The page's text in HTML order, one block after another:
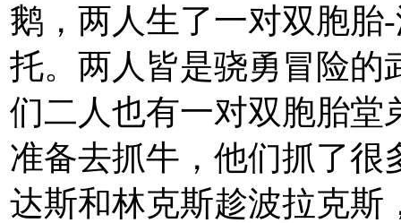
鹅，两人生了一对双胞胎
托。两人皆是骁勇冒险的
们二人也有一对双胞胎堂
准备去抓牛，他们抓了很
达斯和林克斯趁波拉克斯